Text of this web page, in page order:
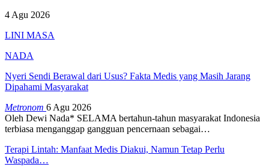
4 Agu 2026
LINI MASA
NADA
Nyeri Sendi Berawal dari Usus? Fakta Medis yang Masih Jarang
Dipahami Masyarakat
Metronom 6 Agu 2026
Oleh Dewi Nada* SELAMA bertahun-tahun masyarakat Indonesia
terbiasa menganggap gangguan pencernaan sebagai…
Terapi Lintah: Manfaat Medis Diakui, Namun Tetap Perlu
Waspada…